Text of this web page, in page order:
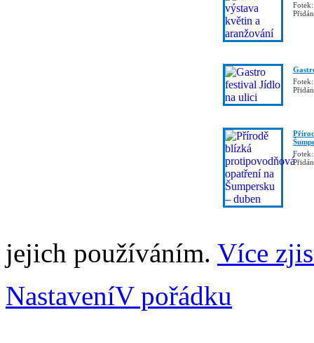
jejich používáním. Více
NastaveníV pořádku